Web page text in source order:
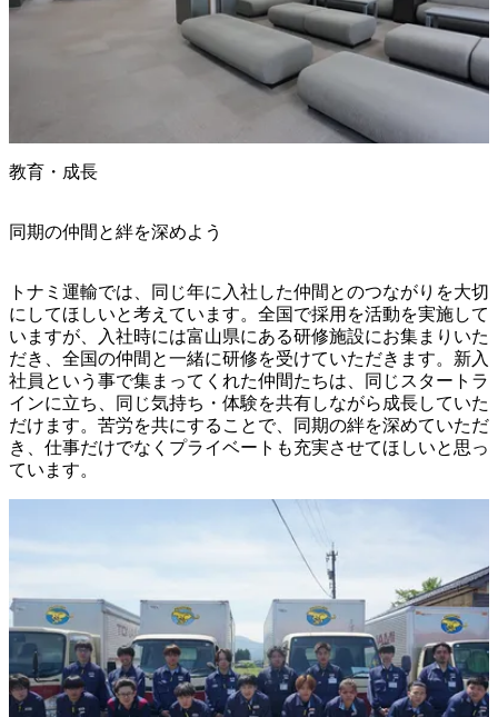
教育・成長
同期の仲間と絆を深めよう
トナミ運輸では、同じ年に入社した仲間とのつながりを大切
にしてほしいと考えています。全国で採用を活動を実施して
いますが、入社時には富山県にある研修施設にお集まりいた
だき、全国の仲間と一緒に研修を受けていただきます。新入
社員という事で集まってくれた仲間たちは、同じスタートラ
インに立ち、同じ気持ち・体験を共有しながら成長していた
だけます。苦労を共にすることで、同期の絆を深めていただ
き、仕事だけでなくプライベートも充実させてほしいと思っ
ています。